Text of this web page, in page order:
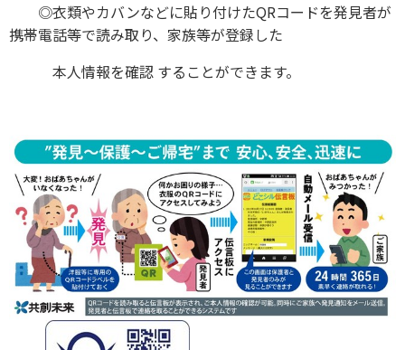
◎衣類やカバンなどに貼り付けたQRコードを発見者が
携帯電話等で読み取り、家族等が登録した
本人情報を確認 することができます。